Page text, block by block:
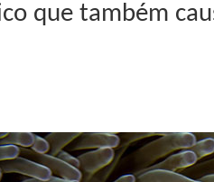
que também